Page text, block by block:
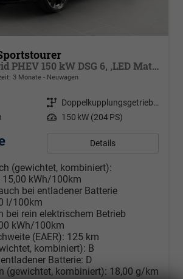
1.5 TSI e-Hybrid PHEV 150 kW DSG 6, ,LED Matrix Ultra, dynamische Blinkleuchten, Navigation, ,Pack Safe Drive XL, Park Assist, Winterpaket, Klimaautomatik 3 Zonen, 18 Zoll Alufelgen
3 Monate Neuwagen
Getriebe
Doppelkupplungsgetriebe (DSG)
Leistung 150 kW (204 PS)
Details
(gewichtet, kombiniert):
kWh/100km
bei entladener Batterie
l/100km
bei rein elektrischem Betrieb
kWh/100km
(EAER): 125 km
kombiniert): B
Batterie: D
(gewichtet, kombiniert): 18,00 g/km